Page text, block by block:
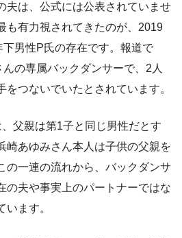
夫は、公式には公表されていませ
も有力視されてきたのが、2019
男性P氏の存在です。報道で
の専属バックダンサーで、2人
をつないでいたとされています。
父親は第1子と同じ男性だとす
崎あゆみさん本人は子供の父親を
の一連の流れから、バックダンサ
の夫や事実上のパートナーではな
います。